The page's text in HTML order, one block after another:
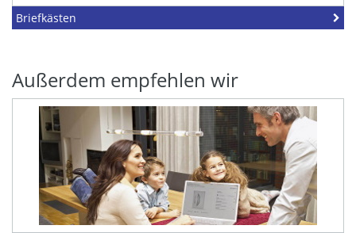
Briefkästen
Außerdem empfehlen wir